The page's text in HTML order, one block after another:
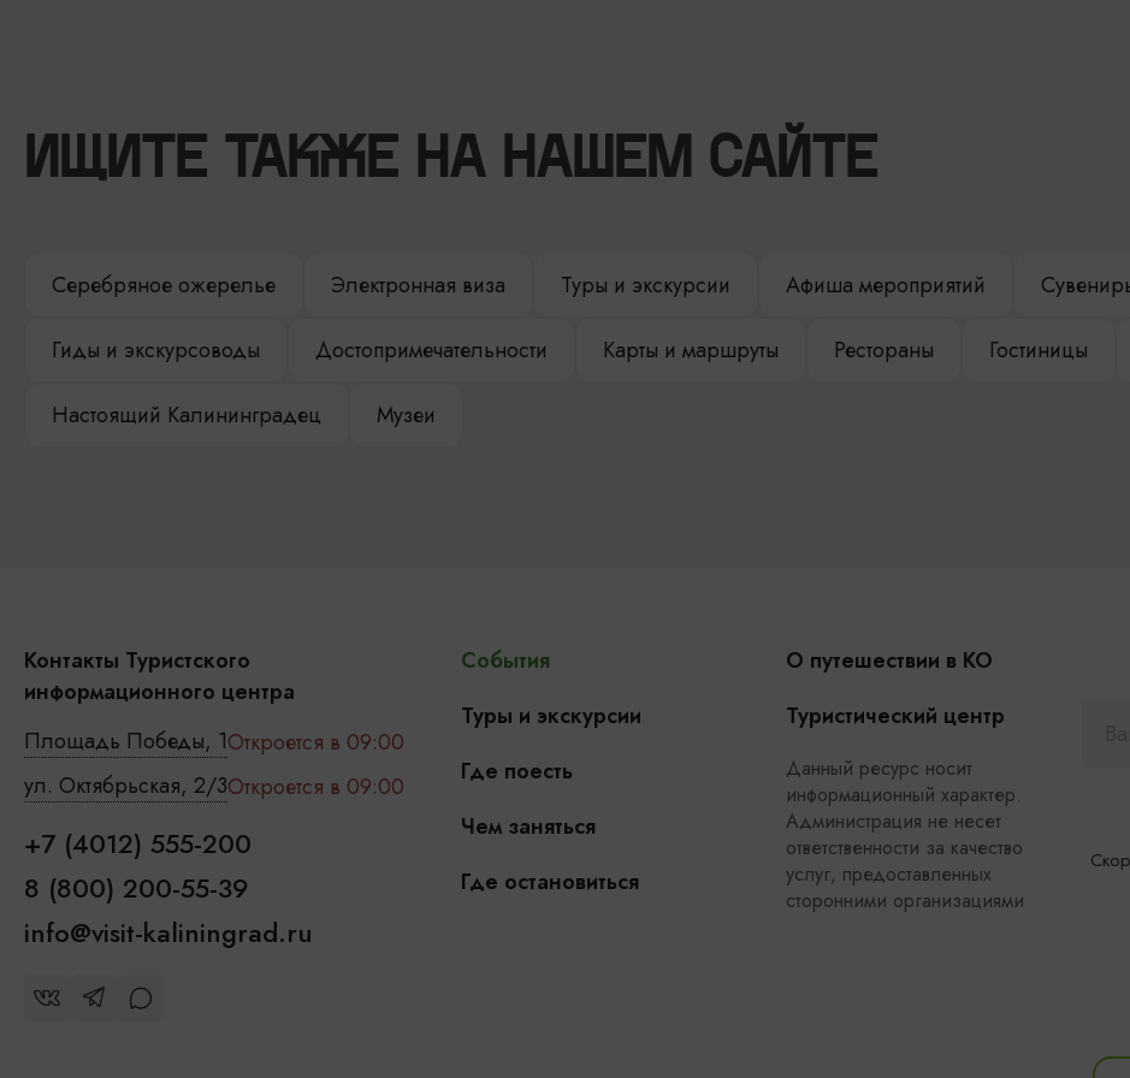
ИЩИТЕ ТАКЖЕ НА НАШЕМ САЙТЕ
Серебряное ожерелье Электронная виза Туры и экскурсии Афиша мероприятий
Гиды и экскурсоводы Достопримечательности Карты и маршруты Рестораны Гостиницы
Настоящий Калининградец Музеи
Контакты Туристского
информационного центра
Площадь Победы, 1Откроется в 09:00
ул. Октябрьская, 2/3Откроется в 09:00
+7 (4012) 555-200
8 (800) 200-55-39
info@visit-kaliningrad.ru
События
Туры и экскурсии
Где поесть
Чем заняться
Где остановиться
О путешествии в КО
Туристический центр
Данный ресурс носит
информационный характер.
Администрация не несет
ответственности за качество
услуг, предоставленных
сторонними организациями